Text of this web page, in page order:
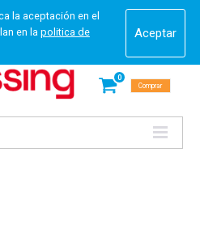
la aceptación en el
en la politica de
0
Comprar